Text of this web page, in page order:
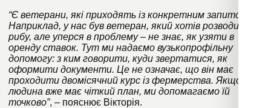
“Є ветерани, які приходять із конкретним запитом.
Наприклад, у нас був ветеран, який хотів розводити
рибу, але уперся в проблему – не знає, як узяти в
оренду ставок. Тут ми надаємо вузькопрофільну
допомогу: з ким говорити, куди звертатися, як
оформити документи. Це не означає, що він має
проходити двомісячний курс із фермерства. Якщо
людина вже має чіткий план, ми допомагаємо їй
точково”, – пояснює Вікторія.